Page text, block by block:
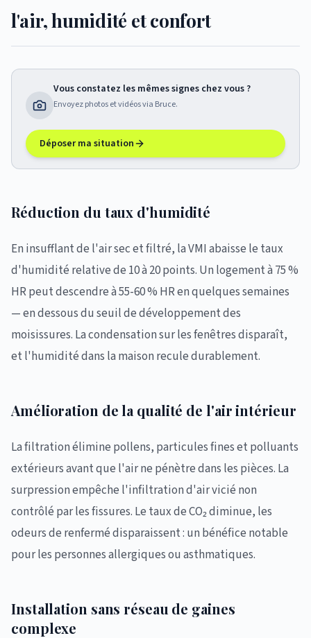
l'air, humidité et confort
Vous constatez les mêmes signes chez vous ?
Envoyez photos et vidéos via Bruce.
Déposer ma situation
Réduction du taux d'humidité
En insufflant de l'air sec et filtré, la VMI abaisse le taux
d'humidité relative de 10 à 20 points. Un logement à 75 %
HR peut descendre à 55-60 % HR en quelques semaines
— en dessous du seuil de développement des
moisissures. La condensation sur les fenêtres disparaît,
et l'humidité dans la maison recule durablement.
Amélioration de la qualité de l'air intérieur
La filtration élimine pollens, particules fines et polluants
extérieurs avant que l'air ne pénètre dans les pièces. La
surpression empêche l'infiltration d'air vicié non
contrôlé par les fissures. Le taux de CO₂ diminue, les
odeurs de renfermé disparaissent : un bénéfice notable
pour les personnes allergiques ou asthmatiques.
Installation sans réseau de gaines
complexe